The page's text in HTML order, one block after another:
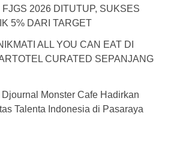
FJGS 2026 DITUTUP, SUKSES
5% DARI TARGET
ALL YOU CAN EAT DI
CURATED SEPANJANG
Djournal Monster Cafe Hadirkan
Talenta Indonesia di Pasaraya